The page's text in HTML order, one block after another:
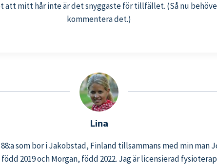
att mitt hår inte är det snyggaste för tillfället. (Så nu
kommentera det.)
Lina
som bor i Jakobstad, Finland tillsammans med min man
2019 och Morgan, född 2022. Jag är licensierad